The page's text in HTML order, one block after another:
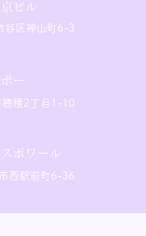
ビル
谷区神山町6-3
ー
積2丁目 1-10
ポワール
西駅前町6-36